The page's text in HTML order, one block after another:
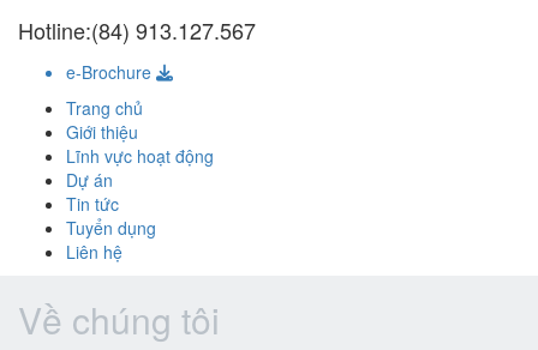
Hotline:(84) 913.127.567
e-Brochure
Trang chủ
Giới thiệu
Lĩnh vực hoạt động
Dự án
Tin tức
Tuyển dụng
Liên hệ
Về chúng tôi